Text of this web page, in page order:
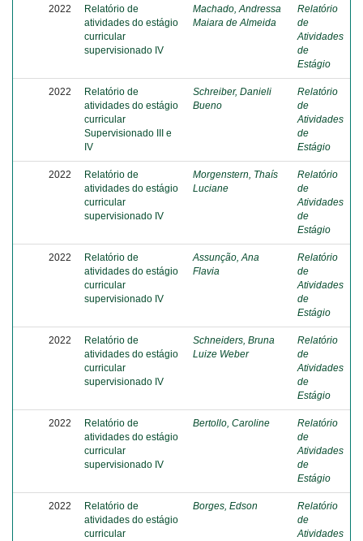
2022
Relatório de
atividades do estágio
curricular
supervisionado IV
Machado, Andressa
Maiara de Almeida
Relatório
de
Atividades
de
Estágio
2022
Relatório de
atividades do estágio
curricular
Supervisionado III e
IV
Schreiber, Danieli
Bueno
Relatório
de
Atividades
de
Estágio
2022
Relatório de
atividades do estágio
curricular
supervisionado IV
Morgenstern, Thaís
Luciane
Relatório
de
Atividades
de
Estágio
2022
Relatório de
atividades do estágio
curricular
supervisionado IV
Assunção, Ana
Flavia
Relatório
de
Atividades
de
Estágio
2022
Relatório de
atividades do estágio
curricular
supervisionado IV
Schneiders, Bruna
Luize Weber
Relatório
de
Atividades
de
Estágio
2022
Relatório de
atividades do estágio
curricular
supervisionado IV
Bertollo, Caroline
Relatório
de
Atividades
de
Estágio
2022
Relatório de
atividades do estágio
curricular
Borges, Edson
Relatório
de
Atividades